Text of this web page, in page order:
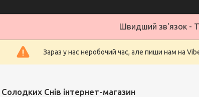
Швидший зв'язок -
Зараз у нас неробочий час, але пиши нам на
Солодких Снів інтернет-магазин